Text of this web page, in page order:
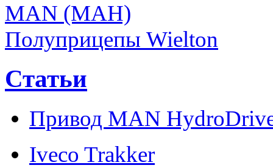
MAN (МАН)
Полуприцепы Wielton
Статьи
Привод MAN
Iveco Trakker